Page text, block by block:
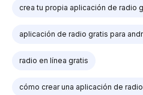
crea tu propia aplicación de radio
aplicación de radio gratis para
radio en línea gratis
cómo crear una aplicación de